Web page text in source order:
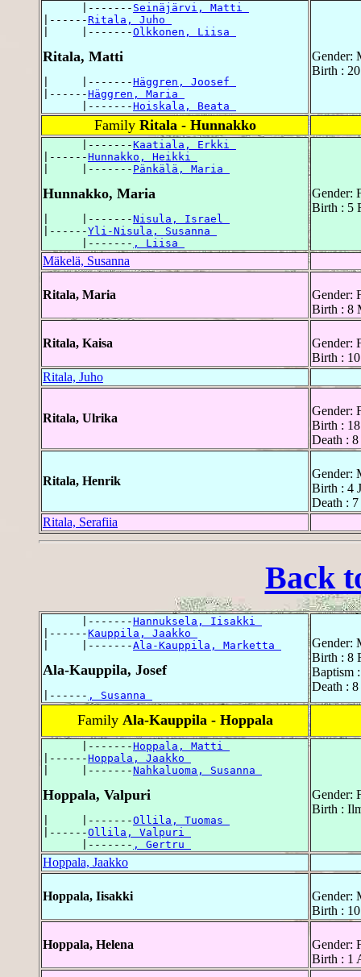
      |-------
Seinäjärvi, Matti
|------Ritala, Juho
|     |-------Olkkonen, Liisa
Ritala, Matti
|     |-------Häggren, Joosef
|------Häggren, Maria
      |-------
Hoiskala, Beata
Gender:
Birth :
Family Ritala - Hunnakko
      |-------
Kaatiala, Erkki
|------Hunnakko, Heikki
|     |------- Pänkälä, Maria
Hunnakko, Maria
|     |-------Nisula, Israel
|------Yli-Nisula, Susanna
      |-------
, Liisa
Gender:
Birth : 5
Mäkelä, Susanna
Ritala, Maria
Gender:
Birth : 8
Ritala, Kaisa
Gender:
Birth :
Ritala, Juho
Ritala, Ulrika
Gender:
Birth : 18
Death :
Ritala, Henrik
Gender:
Birth : 4
Death :
Ritala, Serafiia
Back
      |-------
Hannuksela, Iisakki
|------Kauppila, Jaakko
|     |-------Ala-Kauppila, Marketta
Ala-Kauppila, Josef
|------ , Susanna
Gender:
Birth : 8
Baptism
Death :
Family Ala-Kauppila - Hoppala
      |-------
Hoppala, Matti
|------Hoppala, Jaakko
|     |-------Nahkaluoma, Susanna
Hoppala, Valpuri
|     |-------Ollila, Tuomas
|------Ollila, Valpuri
      |-------
, Gertru
Gender:
Birth :
Hoppala, Jaakko
Hoppala, Iisakki
Gender:
Birth :
Hoppala, Helena
Gender:
Birth : 1